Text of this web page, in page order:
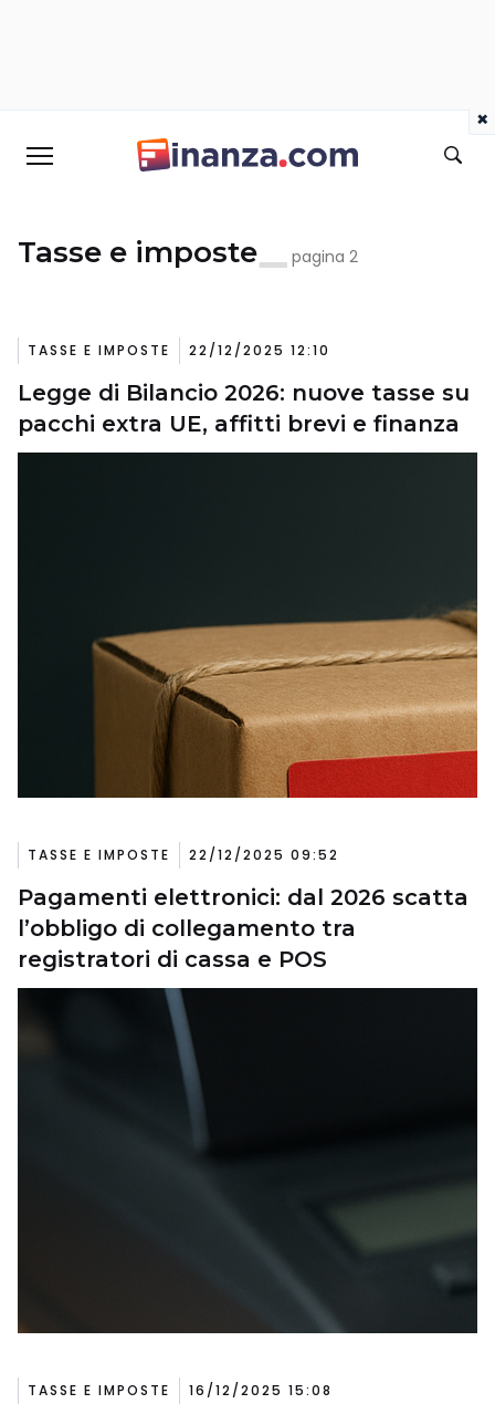
Tasse e imposte pagina 2
TASSE E IMPOSTE 22/12/2025 12:10
Legge di Bilancio 2026: nuove tasse su
pacchi extra UE, affitti brevi e finanza
TASSE E IMPOSTE 22/12/2025 09:52
Pagamenti elettronici: dal 2026 scatta
l’obbligo di collegamento tra
registratori di cassa e POS
TASSE E IMPOSTE 16/12/2025 15:08
×